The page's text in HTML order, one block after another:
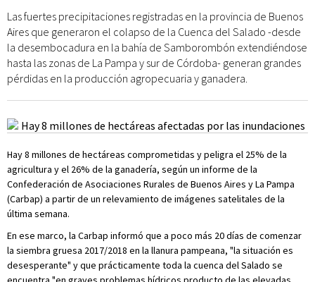
Las fuertes precipitaciones registradas en la provincia de Buenos
Aires que generaron el colapso de la Cuenca del Salado -desde
la desembocadura en la bahía de Samborombón extendiéndose
hasta las zonas de La Pampa y sur de Córdoba- generan grandes
pérdidas en la producción agropecuaria y ganadera.
Hay 8 millones de hectáreas comprometidas y peligra el 25% de la
agricultura y el 26% de la ganadería, según un informe de la
Confederación de Asociaciones Rurales de Buenos Aires y La Pampa
(Carbap) a partir de un relevamiento de imágenes satelitales de la
última semana.
En ese marco, la Carbap informó que a poco más 20 días de comenzar
la siembra gruesa 2017/2018 en la llanura pampeana, "la situación es
desesperante" y que prácticamente toda la cuenca del Salado se